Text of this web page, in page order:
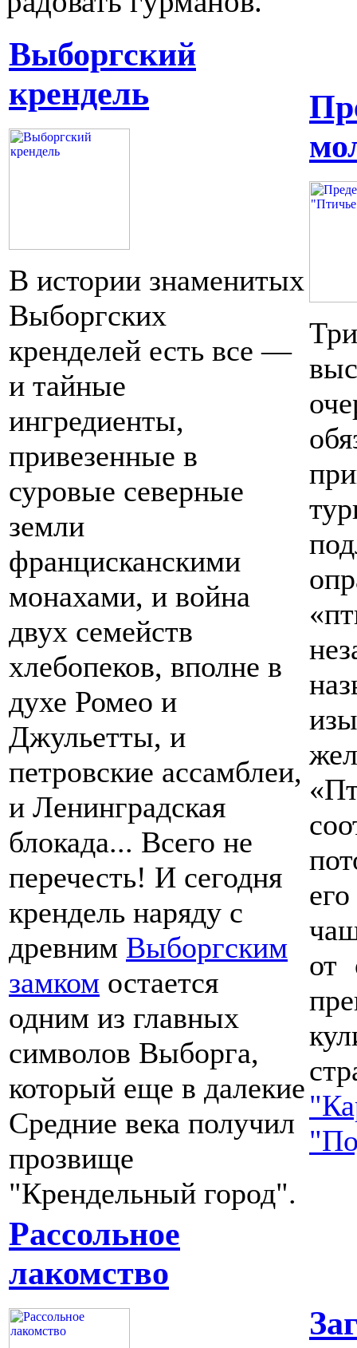
Выборгский
крендель
В истории знаменитых
Выборгских
кренделей есть все —
и тайные
ингредиенты,
привезенные в
суровые северные
земли
францисканскими
монахами, и война
двух семейств
хлебопеков, вполне в
духе Ромео и
Джульетты, и
петровские ассамблеи,
и Ленинградская
блокада... Всего не
перечесть! И сегодня
крендель наряду с
древним Выборгским
замком остается
одним из главных
символов Выборга,
который еще в далекие
Средние века получил
прозвище
"Крендельный город".
от
Рассольное
лакомство